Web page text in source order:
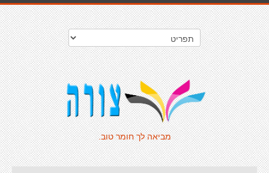
מביאה לך חומר טוב.